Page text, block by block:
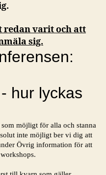
redan varit och att
sig.